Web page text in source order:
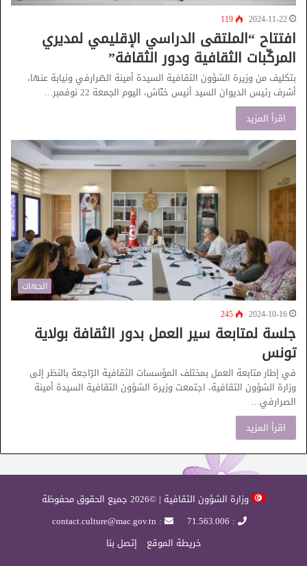
2024-11-22
119
افتتاح “الملتقى الدراسي الإقليمي لمديري
المركّبات الثقافية ودور الثقافة”
بتكليف من وزيرة الشؤون الثقافية السيدة أمينة الصّرارفي ونيابة عنها،
أشرف رئيس الديوان السيد أنيس خنّاش، اليوم الجمعة 22 نوفمبر…
اقرأ المزيد
الجهات
2024-10-16
245
جلسة لمتابعة سير العمل بدور الثقافة بولاية
تونس
في إطار متابعة العمل بمختلف المؤسسات الثقافية الرّاجعة بالنظر إلى
وزارة الشؤون الثقافية، اجتمعت وزيرة الشؤون الثقافية السيدة أمينة
الصرارفي…
اقرأ المزيد
وزارة الشؤون الثقافية | ©2026 جميع الحقوق محفوظة
: 71.563.006
: contact.culture@mac.gov.tn
خريطة الموقع
إتصل بنا